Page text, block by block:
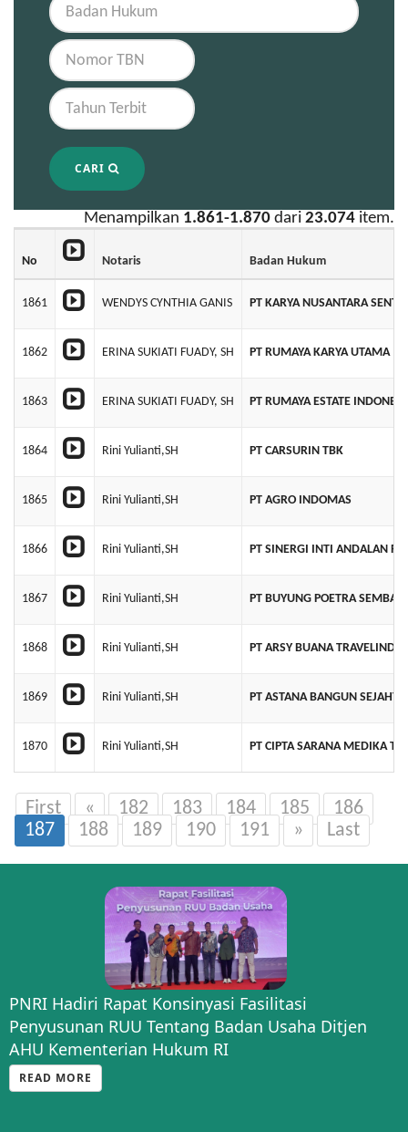
CARI
Menampilkan 1.861-1.870 dari 23.074 item.
No Notaris Badan Hukum
1861 WENDYS CYNTHIA GANIS PT KARYA NUSANTARA
1862 ERINA SUKIATI FUADY, SH PT RUMAYA KARYA UTAMA
1863 ERINA SUKIATI FUADY, SH PT RUMAYA ESTATE
1864 Rini Yulianti,SH PT CARSURIN TBK
1865 Rini Yulianti,SH PT AGRO INDOMAS
1866 Rini Yulianti,SH PT SINERGI INTI ANDALAN
1867 Rini Yulianti,SH PT BUYUNG POETRA
1868 Rini Yulianti,SH PT ARSY BUANA TRAVELINDO
1869 Rini Yulianti,SH PT ASTANA BANGUN
1870 Rini Yulianti,SH PT CIPTA SARANA MEDIKA
First « 182 183 184 185
186
187
188 189 190 191 » Last
PNRI Hadiri Rapat Konsinyasi Fasilitasi
Penyusunan RUU Tentang Badan Usaha Ditjen
AHU Kementerian Hukum RI
READ MORE